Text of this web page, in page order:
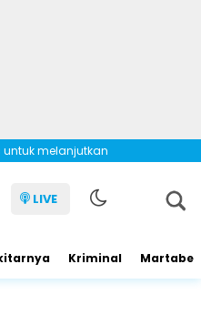
untuk melanjutkan
LIVE
Kriminal Martabe